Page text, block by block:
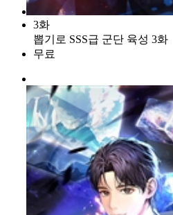
3화
뽑기로 SSS급 군단 육성 3화
무료